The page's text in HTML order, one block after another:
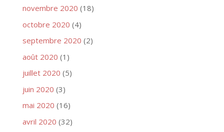
novembre 2020 (18)
octobre 2020 (4)
septembre 2020 (2)
août 2020 (1)
juillet 2020 (5)
juin 2020 (3)
mai 2020 (16)
avril 2020 (32)